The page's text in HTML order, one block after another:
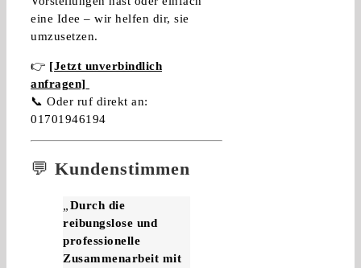
eine Idee – wir helfen dir, sie
umzusetzen.
👉 [Jetzt unverbindlich
anfragen]
📞 Oder ruf direkt an:
01701946194
💬 Kundenstimmen
Durch die
reibungslose und
professionelle
Zusammenarbeit mit